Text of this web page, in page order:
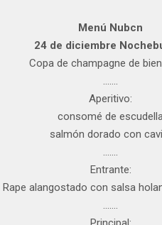
Menú Nubcn
24 de diciembre
Copa de champagne de
…….
Aperitivo:
consomé de
salmón dorado con
…….
Entrante:
Rape alangostado con salsa
…….